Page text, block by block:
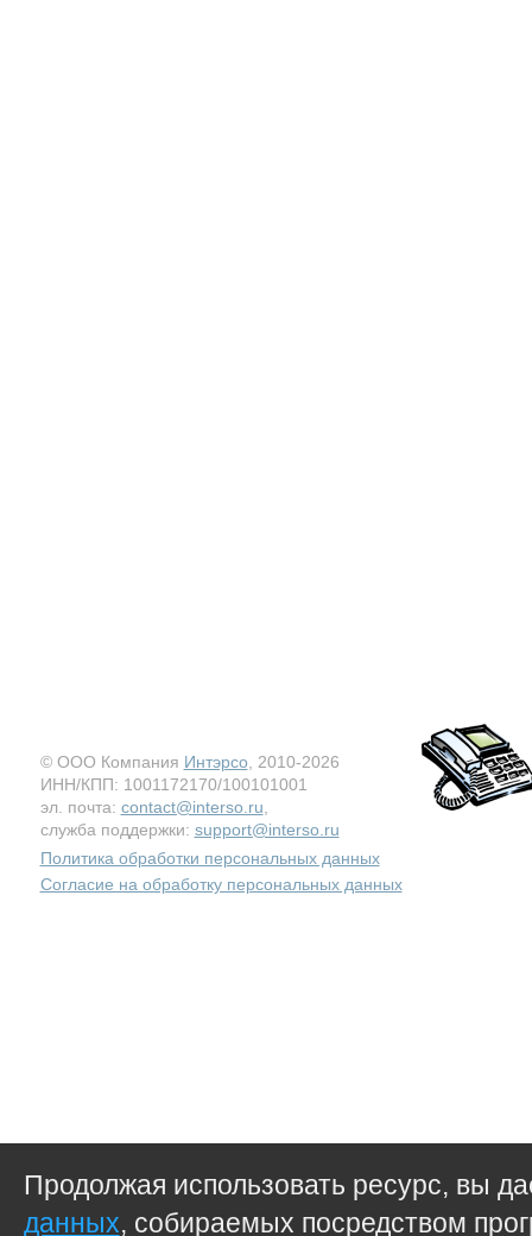
© ООО Компания Интэрсо , 2010-2026
ИНН/КПП: 1001172170/100101001
эл. почта: contact@interso.ru
служба поддержки: support@interso.ru
Политика обработки персональных данных
Согласие на обработку персональных данных
Продолжая использовать ресурс, вы
данных, собираемых посредством